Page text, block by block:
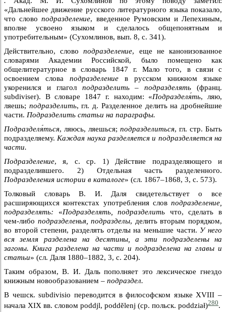
«Дальнейшее движение русского литературного языка показало,
что словоподразделение, введенное Румовским и Лепехиным,
вполне усвоено языком и сделалось общепонятным и
употребительным» (Сухомлинов, вып. 8, с. 341).
Действительно, словоподразделение, еще не канонизованное
словарями Академии Российской, было помещено как
общелитературное в словарь 1847 г. Мало того, в связи с
освоением слова подразделение в русском книжном языке
укоренился и глагол подразделить – подразделять (франц.
subdiviser). В словаре 1847 г. находим: «Подразделя́ть, ляю,
ляешь; подразделить, гл. д. Разделенное делить на дробнейшие
части. Подразделить статьи на параграфы.
Подразделя́ться, ляюсь, ляешься; подразделиться, гл. стр. Быть
подразделяему. Каждая наука разделяется и подразделяется на
части.
Подразделение, я, с. ср. 1) Действие подразделяющего и
подразделившего. 2) Отдельная часть разделенного.
Подразделения истории в каталоге» (сл. 1867–1868, 3, с. 573).
Толковый словарь В. И. Даля свидетельствует о все
расширяющихся контекстах употребления слов подразделение,
подразделять: «Подразделять, подразделить что, сделать в
чем-либо подразделенья, подразделы, делить вторым порядком,
во второй степени, разделять отделы на меньшие части. У него
вся земля разделена на десятины, а эти подразделены на
загоны. Книга разделена на части и подразделена на главы и
статьи» (сл. Даля 1880–1882, 3, с. 204).
Таким образом, В. И. Даль пополняет это лексическое гнездо
книжным новообразованием – подраздел.
В чешск. subdivisio переводится в философском языке XVIII –
начала XIX вв. словом poddjl, poddĕlenj (ср. польск. poddział)280.